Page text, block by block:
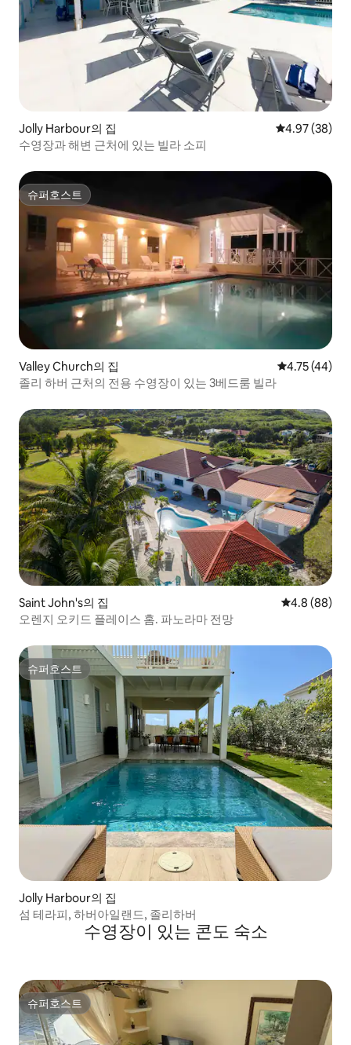
Jolly Harbour의 집 평점 4.97점(5
4.97 (38)
수영장과 해변 근처에 있는 빌라 소피
슈퍼호스트
슈퍼호스트
Valley Church의 집 평점 4.75점
4.75 (44)
졸리 하버 근처의 전용 수영장이 있는 3베드룸 빌라
Saint John's의 집 평점 4.8점(5
4.8 (88)
오렌지 오키드 플레이스 홈. 파노라마 전망
슈퍼호스트
슈퍼호스트
Jolly Harbour의 집
섬 테라피, 하버아일랜드, 졸리하버
수영장이 있는 콘도 숙소
슈퍼호스트
슈퍼호스트